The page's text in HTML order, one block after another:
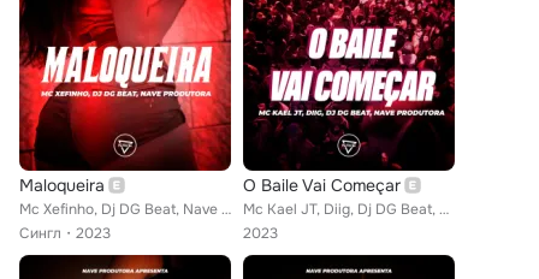
Maloqueira
Mc Xefinho, Dj DG Beat, Nave Produtora
Сингл
2023
O Baile Vai Começar
Mc Kael JT, Diig, Dj DG Beat, Nave Produtora
2023